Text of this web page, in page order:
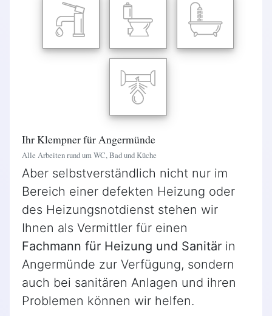
Ihr Klempner für Angermünde
Alle Arbeiten rund um WC, Bad und Küche
Aber selbstverständlich nicht nur im
Bereich einer defekten Heizung oder
des Heizungsnotdienst stehen wir
Ihnen als Vermittler für einen
Fachmann für Heizung und Sanitär in
Angermünde zur Verfügung, sondern
auch bei sanitären Anlagen und ihren
Problemen können wir helfen.